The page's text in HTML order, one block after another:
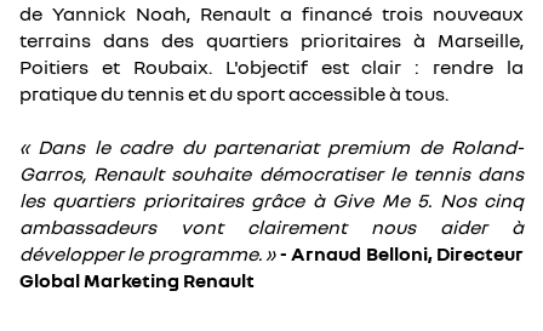
de Yannick Noah, Renault a financé trois nouveaux
terrains dans des quartiers prioritaires à Marseille,
Poitiers et Roubaix. L'objectif est clair : rendre la
pratique du tennis et du sport accessible à tous.
« Dans le cadre du partenariat premium de Roland-
Garros, Renault souhaite démocratiser le tennis dans
les quartiers prioritaires grâce à Give Me 5. Nos cinq
ambassadeurs vont clairement nous aider à
développer le programme. »- Arnaud Belloni, Directeur
Global Marketing Renault